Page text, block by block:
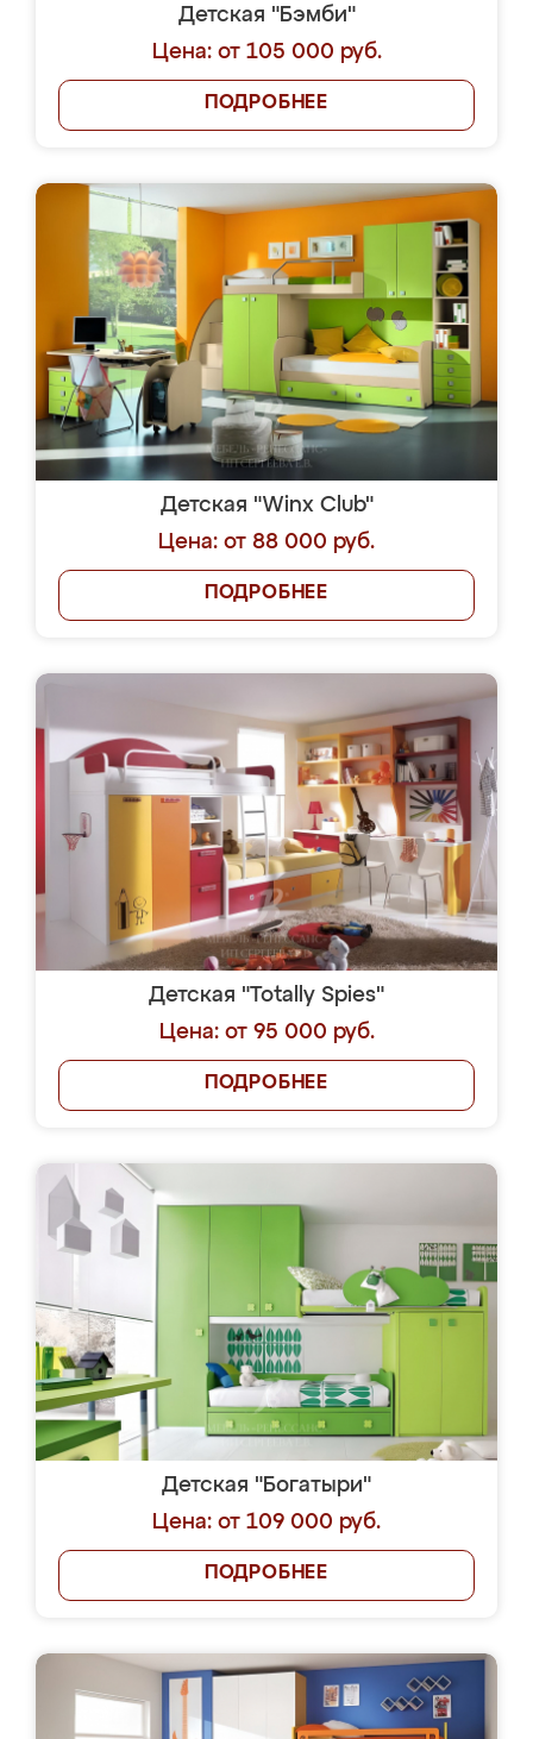
Детская "Бэмби"
Цена: от 105 000 руб.
ПОДРОБНЕЕ
Детская "Winx Club"
Цена: от 88 000 руб.
ПОДРОБНЕЕ
Детская "Totally Spies"
Цена: от 95 000 руб.
ПОДРОБНЕЕ
Детская "Богатыри"
Цена: от 109 000 руб.
ПОДРОБНЕЕ